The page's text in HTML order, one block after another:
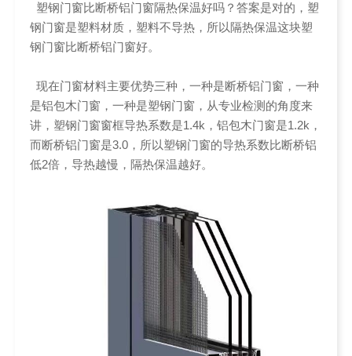
塑钢门窗比断桥铝门窗隔热保温好吗？答案是对的，塑
钢门窗是塑料材质，塑料不导热，所以隔热保温这块塑
钢门窗比断桥铝门窗好。
现在门窗材料主要优势三种，一种是断桥铝门窗，一种
是铝包木门窗，一种是塑钢门窗，从专业检测的角度来
讲，塑钢门窗窗框导热系数是1.4k，铝包木门窗是1.2k，
而断桥铝门窗是3.0，所以塑钢门窗的导热系数比断桥铝
低2倍，导热越慢，隔热保温越好。